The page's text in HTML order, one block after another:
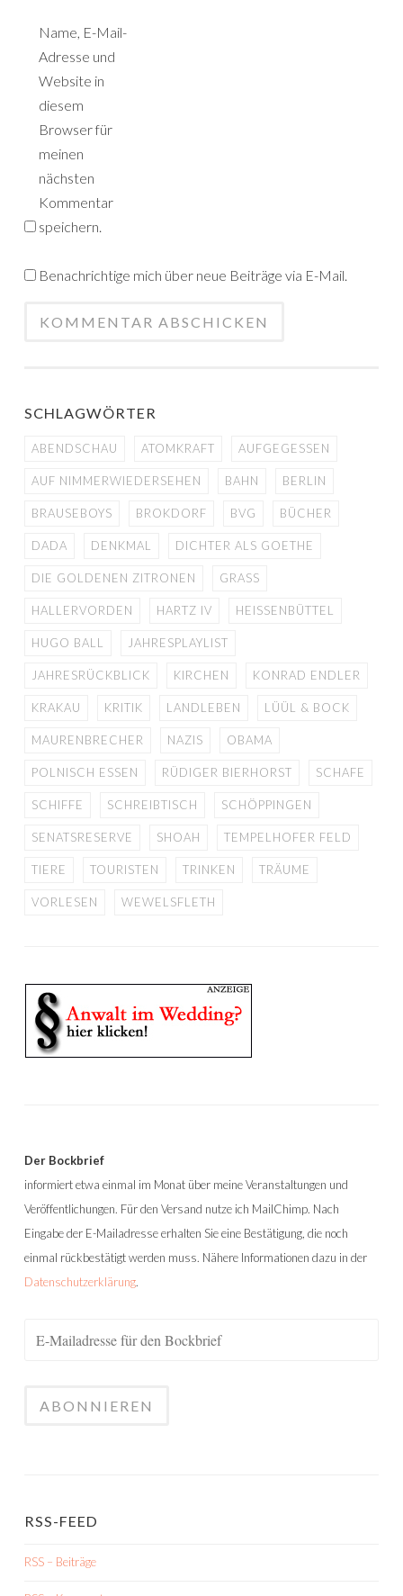
Name, E-Mail-
Adresse und
Website in
diesem
Browser für
meinen
nächsten
Kommentar
speichern.
Benachrichtige mich über neue Beiträge via E-Mail.
SCHLAGWÖRTER
ABENDSCHAU ATOMKRAFT AUFGEGESSEN
AUF NIMMERWIEDERSEHEN BAHN BERLIN
BRAUSEBOYS BROKDORF BVG BÜCHER
DADA DENKMAL DICHTER ALS GOETHE
DIE GOLDENEN ZITRONEN GRASS
HALLERVORDEN HARTZ IV HEISSENBÜTTEL
HUGO BALL JAHRESPLAYLIST
JAHRESRÜCKBLICK KIRCHEN KONRAD ENDLER
KRAKAU KRITIK LANDLEBEN LÜÜL & BOCK
MAURENBRECHER NAZIS OBAMA
POLNISCH ESSEN RÜDIGER BIERHORST SCHAFE
SCHIFFE SCHREIBTISCH SCHÖPPINGEN
SENATSRESERVE SHOAH TEMPELHOFER FELD
TIERE TOURISTEN TRINKEN TRÄUME
VORLESEN WEWELSFLETH
Der Bockbrief
informiert etwa einmal im Monat über meine Veranstaltungen und
Veröffentlichungen. Für den Versand nutze ich MailChimp. Nach
Eingabe der E-Mailadresse erhalten Sie eine Bestätigung, die noch
einmal rückbestätigt werden muss. Nähere Informationen dazu in der
Datenschutzerklärung.
RSS-FEED
RSS – Beiträge